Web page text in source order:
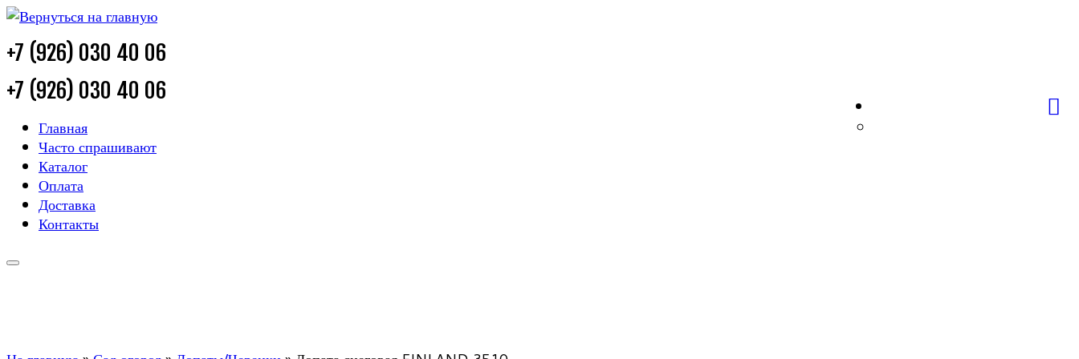
+7 (926) 030 40 06
+7 (926) 030 40 06
Главная
Часто спрашивают
Каталог
Оплата
Доставка
Контакты